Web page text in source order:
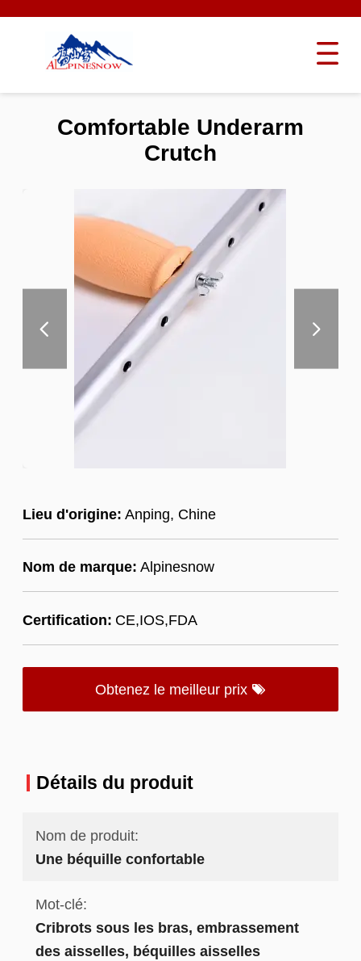
Lieu d'origine: Anping, Chine
Nom de marque: Alpinesnow
Certification: CE,IOS,FDA
Obtenez le meilleur prix
Comfortable Underarm
Crutch
Détails du produit
Nom de produit:
Une béquille confortable
Mot-clé:
Cribrots sous les bras, embrassement
des aisselles, béquilles aisselles